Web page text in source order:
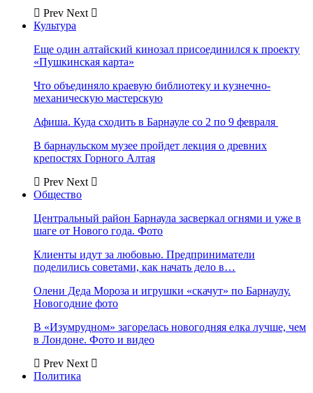
Prev Next
Культура
Еще один алтайский кинозал присоединился к проекту
«Пушкинская карта»
Что объединяло краевую библиотеку и кузнечно-
механическую мастерскую
Афиша. Куда сходить в Барнауле со 2 по 9 февраля
В барнаульском музее пройдет лекция о древних
крепостях Горного Алтая
Prev Next
Общество
Центральный район Барнаула засверкал огнями и уже в
шаге от Нового года. Фото
Клиенты идут за любовью. Предприниматели
поделились советами, как начать дело в…
Олени Деда Мороза и игрушки «скачут» по Барнаулу.
Новогодние фото
В «Изумрудном» загорелась новогодняя елка лучше, чем
в Лондоне. Фото и видео
Prev Next
Политика